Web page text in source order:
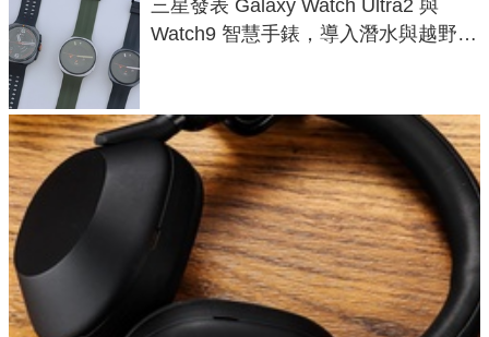
三星發表 Galaxy Watch Ultra2 與
Watch9 智慧手錶，導入潛水與越野跑